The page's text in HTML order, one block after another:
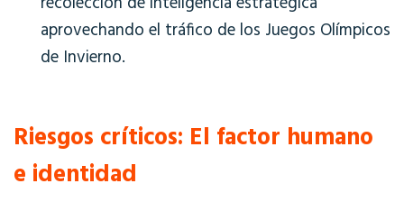
aprovechando el tráfico de los Juegos Olímpicos
de Invierno.
Riesgos críticos: El factor humano
e identidad